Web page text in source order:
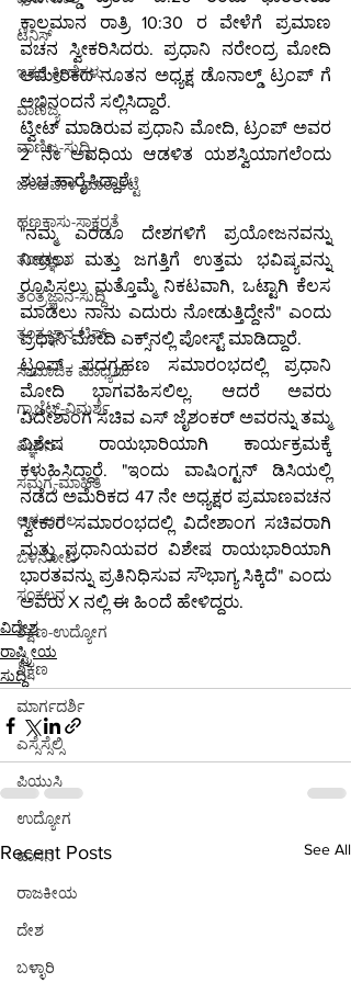
ಟೆನಿಸ್
ಇತರ-ಕ್ರೀಡೆಗಳು
ವಾಣಿಜ್ಯ
ವಾಣಿಜ್ಯ-ಸುದ್ದಿ
ಬಂಡವಾಳ-ಮಾರುಕಟ್ಟೆ
ಹಣಕಾಸು-ಸಾಕ್ಷರತೆ
ತಂತ್ರಜ್ಞಾನ
ತಂತ್ರಜ್ಞಾನ-ಸುದ್ದಿ
ತಂತ್ರಜ್ಞಾನ-ಟಿಪ್ಸ್
ಸಾಮಾಜಿಕ ಮಾಧ್ಯಮ
ಗ್ಯಾಜೆಟ್-ವಿಮರ್ಶೆ
ವಿಜ್ಞಾನ
ಸಮಗ್ರ-ಮಾಹಿತಿ
ಆಳ-ಅಗಲ
ಒಳನೋಟ
ಸಂಕಲನ
ಶಿಕ್ಷಣ-ಉದ್ಯೋಗ
ಶಿಕ್ಷಣ
ಮಾರ್ಗದರ್ಶಿ
ಎಸ್ಸೆಸ್ಸೆಲ್ಸಿ
ಪಿಯುಸಿ
ಉದ್ಯೋಗ
ಹಾಸನ
ರಾಜಕೀಯ
ದೇಶ
ಬಳ್ಳಾರಿ
ಕಾಲಮಾನ ರಾತ್ರಿ 10:30 ರ ವೇಳೆಗೆ ಪ್ರಮಾಣ
ವಚನ ಸ್ವೀಕರಿಸಿದರು. ಪ್ರಧಾನಿ ನರೇಂದ್ರ ಮೋದಿ
ಅಮೇರಿಕದ ನೂತನ ಅಧ್ಯಕ್ಷ ಡೊನಾಲ್ಡ್ ಟ್ರಂಪ್ ಗೆ
ಅಭಿನಂದನೆ ಸಲ್ಲಿಸಿದ್ದಾರೆ.
ಟ್ವೀಟ್ ಮಾಡಿರುವ ಪ್ರಧಾನಿ ಮೋದಿ, ಟ್ರಂಪ್ ಅವರ
2 ನೇ ಅವಧಿಯ ಆಡಳಿತ ಯಶಸ್ವಿಯಾಗಲೆಂದು
ಶುಭ ಹಾರೈಸಿದ್ದಾರೆ.
"ನಮ್ಮ ಎರಡೂ ದೇಶಗಳಿಗೆ ಪ್ರಯೋಜನವನ್ನು
ನೀಡಲು ಮತ್ತು ಜಗತ್ತಿಗೆ ಉತ್ತಮ ಭವಿಷ್ಯವನ್ನು
ರೂಪಿಸಲು ಮತ್ತೊಮ್ಮೆ ನಿಕಟವಾಗಿ, ಒಟ್ಟಾಗಿ ಕೆಲಸ
ಮಾಡಲು ನಾನು ಎದುರು ನೋಡುತ್ತಿದ್ದೇನೆ" ಎಂದು
ಪ್ರಧಾನಿ ಮೋದಿ ಎಕ್ಸ್‌ನಲ್ಲಿ ಪೋಸ್ಟ್ ಮಾಡಿದ್ದಾರೆ.
ಟ್ರಂಪ್ ಪದಗ್ರಹಣ ಸಮಾರಂಭದಲ್ಲಿ ಪ್ರಧಾನಿ
ಮೋದಿ ಭಾಗವಹಿಸಲಿಲ್ಲ. ಆದರೆ ಅವರು
ವಿದೇಶಾಂಗ ಸಚಿವ ಎಸ್ ಜೈಶಂಕರ್ ಅವರನ್ನು ತಮ್ಮ
ವಿಶೇಷ ರಾಯಭಾರಿಯಾಗಿ ಕಾರ್ಯಕ್ರಮಕ್ಕೆ
ಕಳುಹಿಸಿದ್ದಾರೆ. "ಇಂದು ವಾಷಿಂಗ್ಟನ್ ಡಿಸಿಯಲ್ಲಿ
ನಡೆದ ಅಮೆರಿಕದ 47 ನೇ ಅಧ್ಯಕ್ಷರ ಪ್ರಮಾಣವಚನ
ಸ್ವೀಕಾರ ಸಮಾರಂಭದಲ್ಲಿ ವಿದೇಶಾಂಗ ಸಚಿವರಾಗಿ
ಮತ್ತು ಪ್ರಧಾನಿಯವರ ವಿಶೇಷ ರಾಯಭಾರಿಯಾಗಿ
ಭಾರತವನ್ನು ಪ್ರತಿನಿಧಿಸುವ ಸೌಭಾಗ್ಯ ಸಿಕ್ಕಿದೆ" ಎಂದು
ಅವರು X ನಲ್ಲಿ ಈ ಹಿಂದೆ ಹೇಳಿದ್ದರು.
ವಿದೇಶ
ರಾಷ್ಟ್ರೀಯ
ಸುದ್ದಿ
Recent Posts See All